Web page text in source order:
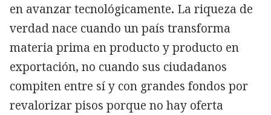
en avanzar tecnológicamente. La riqueza de
verdad nace cuando un país transforma
materia prima en producto y producto en
exportación, no cuando sus ciudadanos
compiten entre sí y con grandes fondos por
revalorizar pisos porque no hay oferta